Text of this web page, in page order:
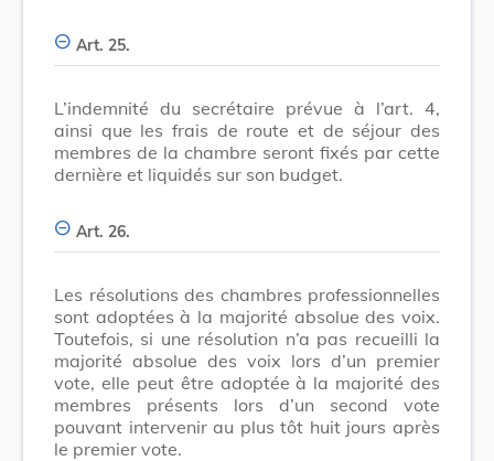
Art. 25.
L’indemnité du secrétaire prévue à l’art. 4,
ainsi que les frais de route et de séjour des
membres de la chambre seront fixés par cette
dernière et liquidés sur son budget.
Art. 26.
Les résolutions des chambres professionnelles
sont adoptées à la majorité absolue des voix.
Toutefois, si une résolution n’a pas recueilli la
majorité absolue des voix lors d’un premier
vote, elle peut être adoptée à la majorité des
membres présents lors d’un second vote
pouvant intervenir au plus tôt huit jours après
le premier vote.